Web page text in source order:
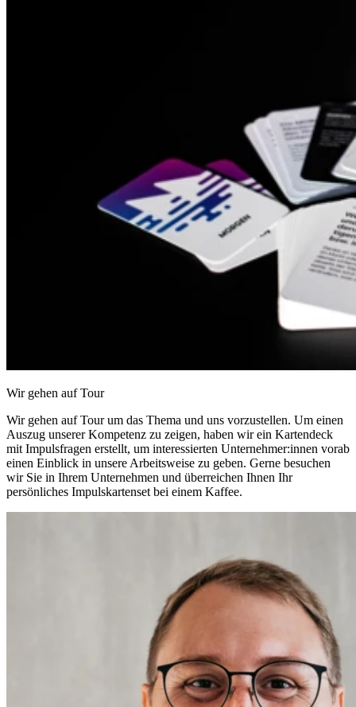
Wir gehen auf Tour
Wir gehen auf Tour um das Thema und uns vorzustellen. Um einen
Auszug unserer Kompetenz zu zeigen, haben wir ein Kartendeck
mit Impulsfragen erstellt, um interessierten Unternehmer:innen vorab
einen Einblick in unsere Arbeitsweise zu geben. Gerne besuchen
wir Sie in Ihrem Unternehmen und überreichen Ihnen Ihr
persönliches Impulskartenset bei einem Kaffee.